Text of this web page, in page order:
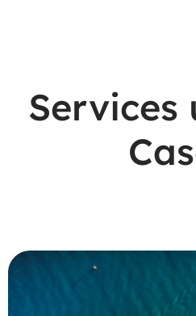
Services